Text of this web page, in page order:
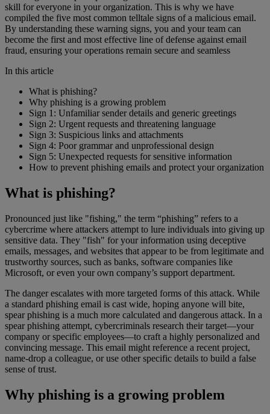
skill for everyone in your organization. This is why we have
compiled the five most common telltale signs of a malicious email.
By understanding these warning signs, you and your team can
become the first and most effective line of defense against email
fraud, ensuring your operations remain secure and seamless
In this article
What is phishing?
Why phishing is a growing problem
Sign 1: Unfamiliar sender details and generic greetings
Sign 2: Urgent requests and threatening language
Sign 3: Suspicious links and attachments
Sign 4: Poor grammar and unprofessional design
Sign 5: Unexpected requests for sensitive information
How to prevent phishing emails and protect your organization
What is phishing?
Pronounced just like "fishing," the term “phishing” refers to a
cybercrime where attackers attempt to lure individuals into giving up
sensitive data. They "fish" for your information using deceptive
emails, messages, and websites that appear to be from legitimate and
trustworthy sources, such as banks, software companies like
Microsoft, or even your own company’s support department.
The danger escalates with more targeted forms of this attack. While
a standard phishing email is cast wide, hoping anyone will bite,
spear phishing is a much more calculated and dangerous attack. In a
spear phishing attempt, cybercriminals research their target—your
company or specific employees—to craft a highly personalized and
convincing message. This email might reference a recent project,
name-drop a colleague, or use other specific details to build a false
sense of trust.
Why phishing is a growing problem